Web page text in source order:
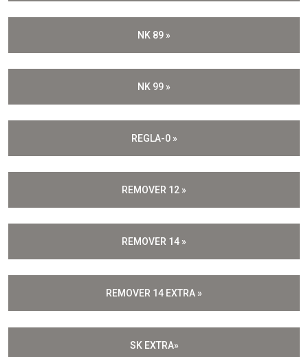
NK 89 »
NK 99 »
REGLA-0 »
REMOVER 12 »
REMOVER 14 »
REMOVER 14 EXTRA »
SK EXTRA»